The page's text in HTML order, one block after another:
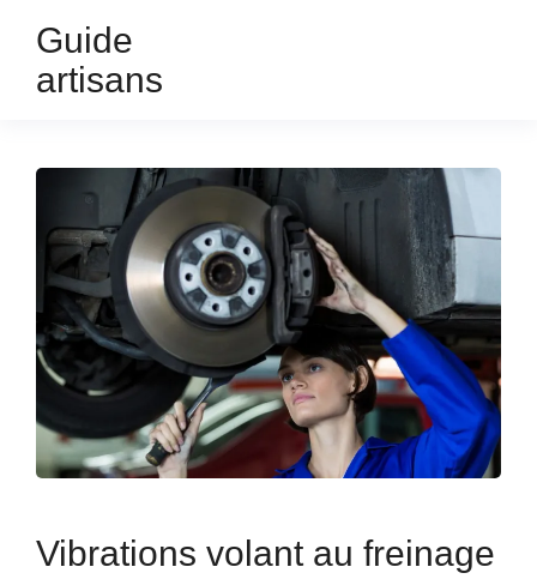
Guide
artisans
Vibrations volant au freinage